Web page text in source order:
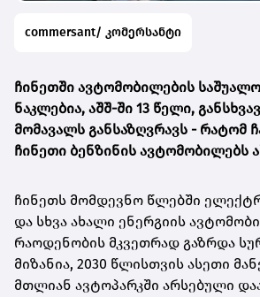
commersant/ კომერსანტი
ჩინეთში ავტომობილების საშუალო
ნაკლებია, აშშ-ში 13 წელი,
მომავალს განსაზღვრავს - რატომ
ჩინეთი ბენზინის ავტომობილებს
ჩინეთს მომდევნო წლებში
და სხვა ახალი ენერგიის
რაოდენობის მკვეთრად გაზრდა
მიზანია, 2030 წლისთვის ასეთი
მთლიან ავტოპარკში არსებული